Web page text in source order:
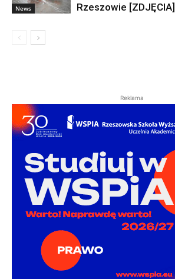
News
Rzeszowie [ZDJĘCIA]
Reklama